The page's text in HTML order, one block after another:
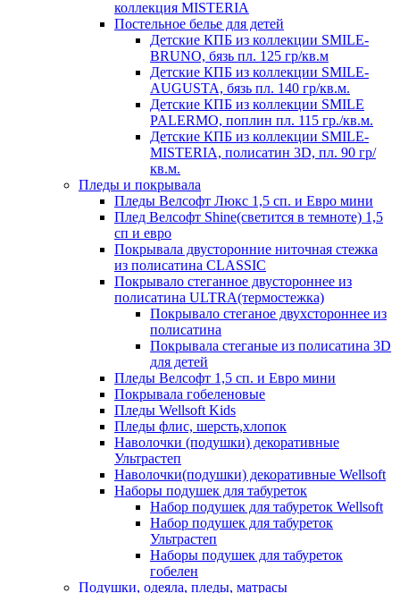
коллекция MISTERIA
Постельное белье для детей
Детские КПБ из коллекции SMILE-
BRUNO, бязь пл. 125 гр/кв.м
Детские КПБ из коллекции SMILE-
AUGUSTA, бязь пл. 140 гр/кв.м.
Детские КПБ из коллекции SMILE
PALERMO, поплин пл. 115 гр./кв.м.
Детские КПБ из коллекции SMILE-
MISTERIA, полисатин 3D, пл. 90 гр/
кв.м.
Пледы и покрывала
Пледы Велсофт Люкс 1,5 сп. и Евро мини
Плед Велсофт Shine(светится в темноте) 1,5
сп и евро
Покрывала двусторонние ниточная стежка
из полисатина CLASSIC
Покрывало стеганное двустороннее из
полисатина ULTRA(термостежка)
Покрывало стеганое двухстороннее из
полисатина
Покрывала стеганые из полисатина 3D
для детей
Пледы Велсофт 1,5 сп. и Евро мини
Покрывала гобеленовые
Пледы Wellsoft Kids
Пледы флис, шерсть,хлопок
Наволочки (подушки) декоративные
Ультрастеп
Наволочки(подушки) декоративные Wellsoft
Наборы подушек для табуреток
Набор подушек для табуреток Wellsoft
Набор подушек для табуреток
Ультрастеп
Наборы подушек для табуреток
гобелен
Подушки, одеяла, пледы, матрасы